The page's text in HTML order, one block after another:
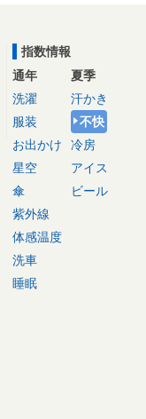
指数情報
通年
洗濯
服装
お出かけ
星空
傘
紫外線
体感温度
洗車
睡眠
夏季
汗かき
不快
冷房
アイス
ビール